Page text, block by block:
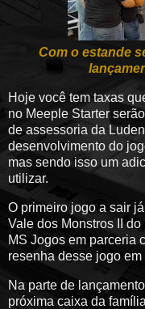
Com o estande
Hoje você tem taxas
no Meeple Starter
de assessoria da
desenvolvimento do
mas sendo isso um
utilizar.
O primeiro jogo a sair
Vale dos Monstros II
MS Jogos em parceria
resenha desse jogo em
Na parte de
próxima caixa da